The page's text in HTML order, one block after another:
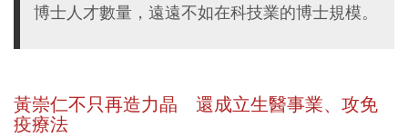
博士人才數量，遠遠不如在科技業的博士規模。
黃崇仁不只再造力晶 還成立生醫事業、攻免
疫療法